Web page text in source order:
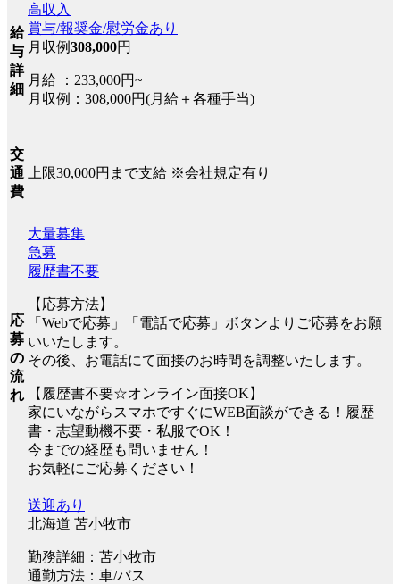
給
与
詳
細
高収入
賞与/報奨金/慰労金あり
月収例308,000円
月給 ：233,000円~
月収例：308,000円(月給＋各種手当)
交
通
費
上限30,000円まで支給 ※会社規定有り
応
募
の
流
れ
大量募集
急募
履歴書不要
【応募方法】
「Webで応募」「電話で応募」ボタンよりご応募をお願
いいたします。
その後、お電話にて面接のお時間を調整いたします。
【履歴書不要☆オンライン面接OK】
家にいながらスマホですぐにWEB面談ができる！履歴
書・志望動機不要・私服でOK！
今までの経歴も問いません！
お気軽にご応募ください！
送迎あり
北海道 苫小牧市
勤務詳細：苫小牧市
通勤方法：車/バス